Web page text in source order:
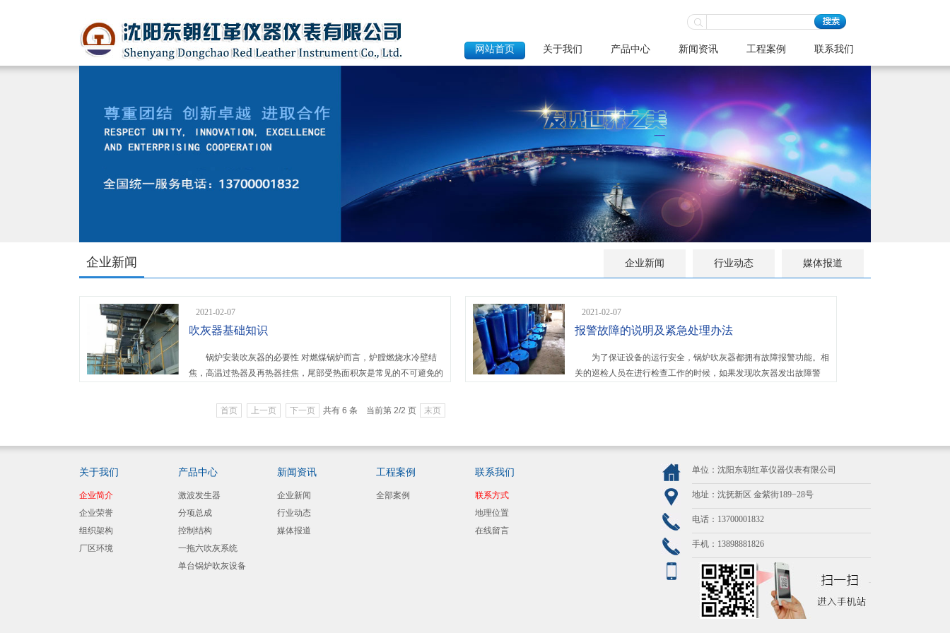
网站首页 关于我们 产品中心 新闻资讯 工程案例 联系我们
企业新闻 企业新闻 行业动态 媒体报道
2021-02-07
吹灰器基础知识
锅炉安装吹灰器的必要性 对燃煤锅炉而言，炉膛燃烧水冷壁结
焦，高温过热器及再热器挂焦，尾部受热面积灰是常见的不可避免的
2021-02-07
报警故障的说明及紧急处理办法
为了保证设备的运行安全，锅炉吹灰器都拥有故障报警功能。相
关的巡检人员在进行检查工作的时候，如果发现吹灰器发出故障警
首页 上一页 下一页 共有 6 条 当前第 2/2 页 末页
单位：沈阳东朝红革仪器仪表有限公司
地址：沈抚新区 金紫街189−28号
电话：13700001832
手机：13898881826
关于我们
企业简介
企业荣誉
组织架构
厂区环境
产品中心
激波发生器
分项总成
控制结构
一拖六吹灰系统
单台锅炉吹灰设备
新闻资讯
企业新闻
行业动态
媒体报道
工程案例
全部案例
联系我们
联系方式
地理位置
在线留言